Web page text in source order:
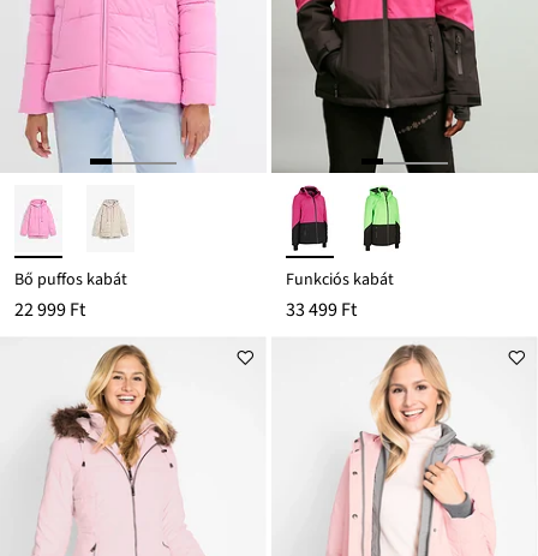
Bő puffos kabát
22 999 Ft
Funkciós kabát
33 499 Ft